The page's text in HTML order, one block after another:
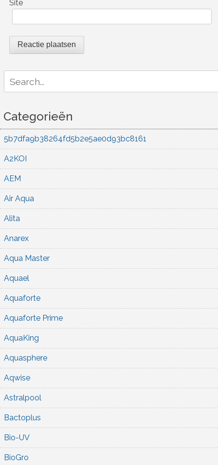
Site
for:
Categorieën
5b7dfa9b38264fd5b2e5ae0d93bc8161
A2KOI
AEM
Air Aqua
Alita
Anarex
Aqua Master
Aquael
Aquaforte
Aquaforte Prime
AquaKing
Aquasphere
Aqwise
Astralpool
Bactoplus
Bio-UV
BioGro